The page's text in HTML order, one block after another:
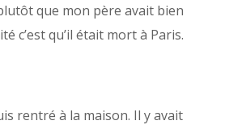
que mon père avait bien
c’est qu’il était mort à Paris.
rentré à la maison. Il y avait